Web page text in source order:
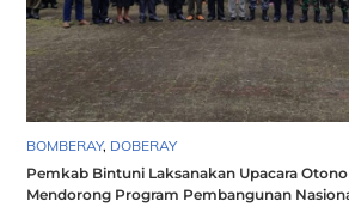
BOMBERAY, DOBERAY
Pemkab Bintuni Laksanakan Upacara
Mendorong Program Pembangunan